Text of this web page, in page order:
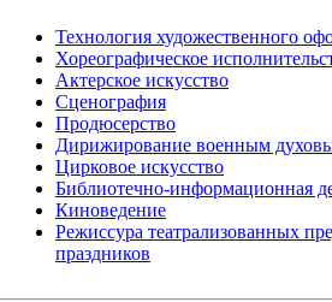
Технология художественного
Хореографическое
Актерское искусство
Сценография
Продюсерство
Дирижирование военным
Цирковое искусство
Библиотечно-информационная
Киноведение
Режиссура театрализованных
праздников